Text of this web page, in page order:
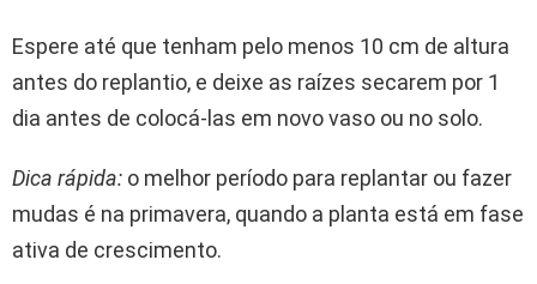
Espere até que tenham pelo menos 10 cm de altura
antes do replantio, e deixe as raízes secarem por 1
dia antes de colocá-las em novo vaso ou no solo.
Dica rápida: o melhor período para replantar ou fazer
mudas é na primavera, quando a planta está em fase
ativa de crescimento.